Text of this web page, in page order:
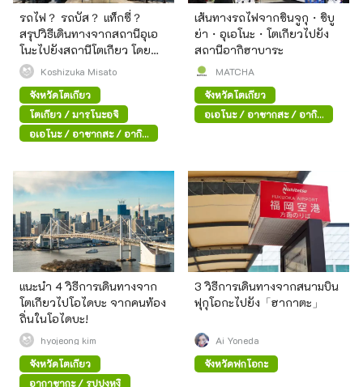
รถไฟ？ รถบัส？ แท็กซี่？
สรุปวิธีเดินทางจากสถานีอุเอ
โนะไปยังสถานีโตเกียว โดย
แยกตามจุดประสงค์
Koshizuka Misato
จังหวัดโตเกียว
โตเกียว / มารุโนะอุจิ
อุเอโนะ / อาซากุสะ / อากิ
ฮาบาระ
เส้นทางรถไฟจากชินจูกุ・ชิบู
ย่า・อุเอโนะ・โตเกียวไปยัง
สถานีอากิฮาบาระ
MATCHA
จังหวัดโตเกียว
อุเอโนะ / อาซากุสะ / อากิ
ฮาบาระ
แนะนำ 4 วิธีการเดินทางจาก
โตเกียวไปโอไดบะ จากคนท้อง
ถิ่นในโอไดบะ!
hyojeong kim
จังหวัดโตเกียว
อากาซากะ / รปปงหงิ
3 วิธีการเดินทางจากสนามบิน
ฟุกุโอกะไปยัง「ฮากาตะ」
Ai Yoneda
จังหวัดฟุกุโอกะ